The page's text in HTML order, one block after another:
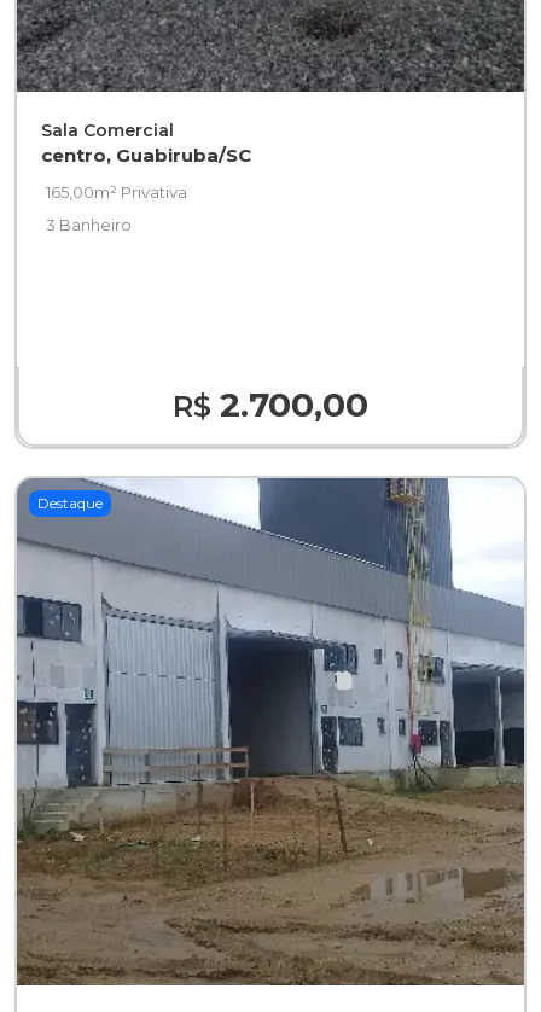
Sala Comercial
centro, Guabiruba/SC
165,00m² Privativa
3 Banheiro
R$ 2.700,00
Destaque